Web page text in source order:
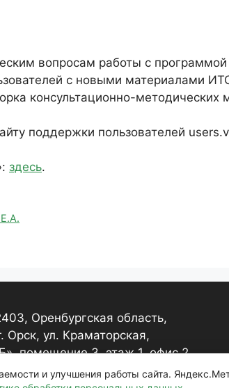
вопросам работы с программой
с новыми материалами
консультационно-
поддержки пользователей
здесь.
Оренбургская область,
Орск, ул. Краматорская,
помещение 3, этаж 1, офис 2
и улучшения работы сайта.